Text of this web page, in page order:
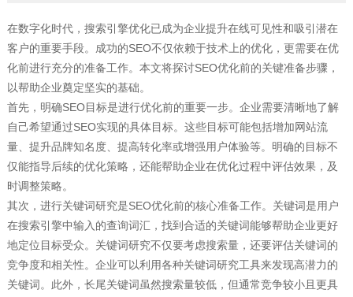
在数字化时代， 搜索引擎优化已成为企业提升在线可见性和吸引潜在
客户的重要手段。成功的SEO不仅依赖于技术上的优化，更需要在优
化前进行充分的准备工作。本文将探讨SEO优化前的关键准备步骤，
以帮助企业奠定坚实的基础。
首先，明确SEO目标是进行优化前的重要一步。企业需要清晰地了解
自己希望通过SEO实现的具体目标。这些目标可能包括增加网站流
量、提升品牌知名度、提高转化率或增强用户体验等。明确的目标不
仅能指导后续的优化策略，还能帮助企业在优化过程中评估效果，及
时调整策略。
其次，进行关键词研究是SEO优化前的核心准备工作。关键词是用户
在搜索引擎中输入的查询词汇，找到合适的关键词能够帮助企业更好
地定位目标受众。关键词研究不仅要考虑搜索量，还要评估关键词的
竞争度和相关性。企业可以利用各种关键词研究工具来发现高潜力的
关键词。此外，长尾关键词虽然搜索量较低，但通常竞争较小且更具